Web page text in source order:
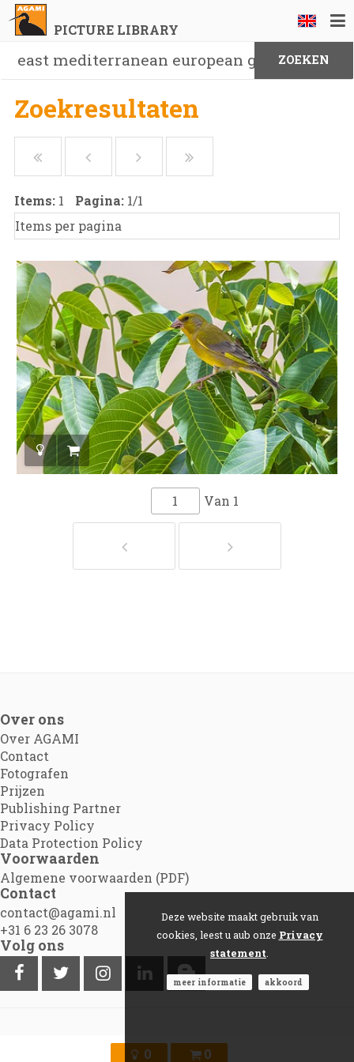
PICTURE LIBRARY
0 0
Zoekresultaten
Items: 1 Pagina: 1/1
Van 1
Over ons
Over AGAMI
Contact
Fotografen
Prijzen
Publishing Partner
Privacy Policy
Data Protection Policy
Voorwaarden
Algemene voorwaarden (PDF)
Contact
contact@agami.nl
+31 6 23 26 3078
Volg ons
Agami.nl|Powered by Picture Pack
Deze website maakt gebruik van
cookies, leest u aub onze Privacy
statement
meer informatie akkoord